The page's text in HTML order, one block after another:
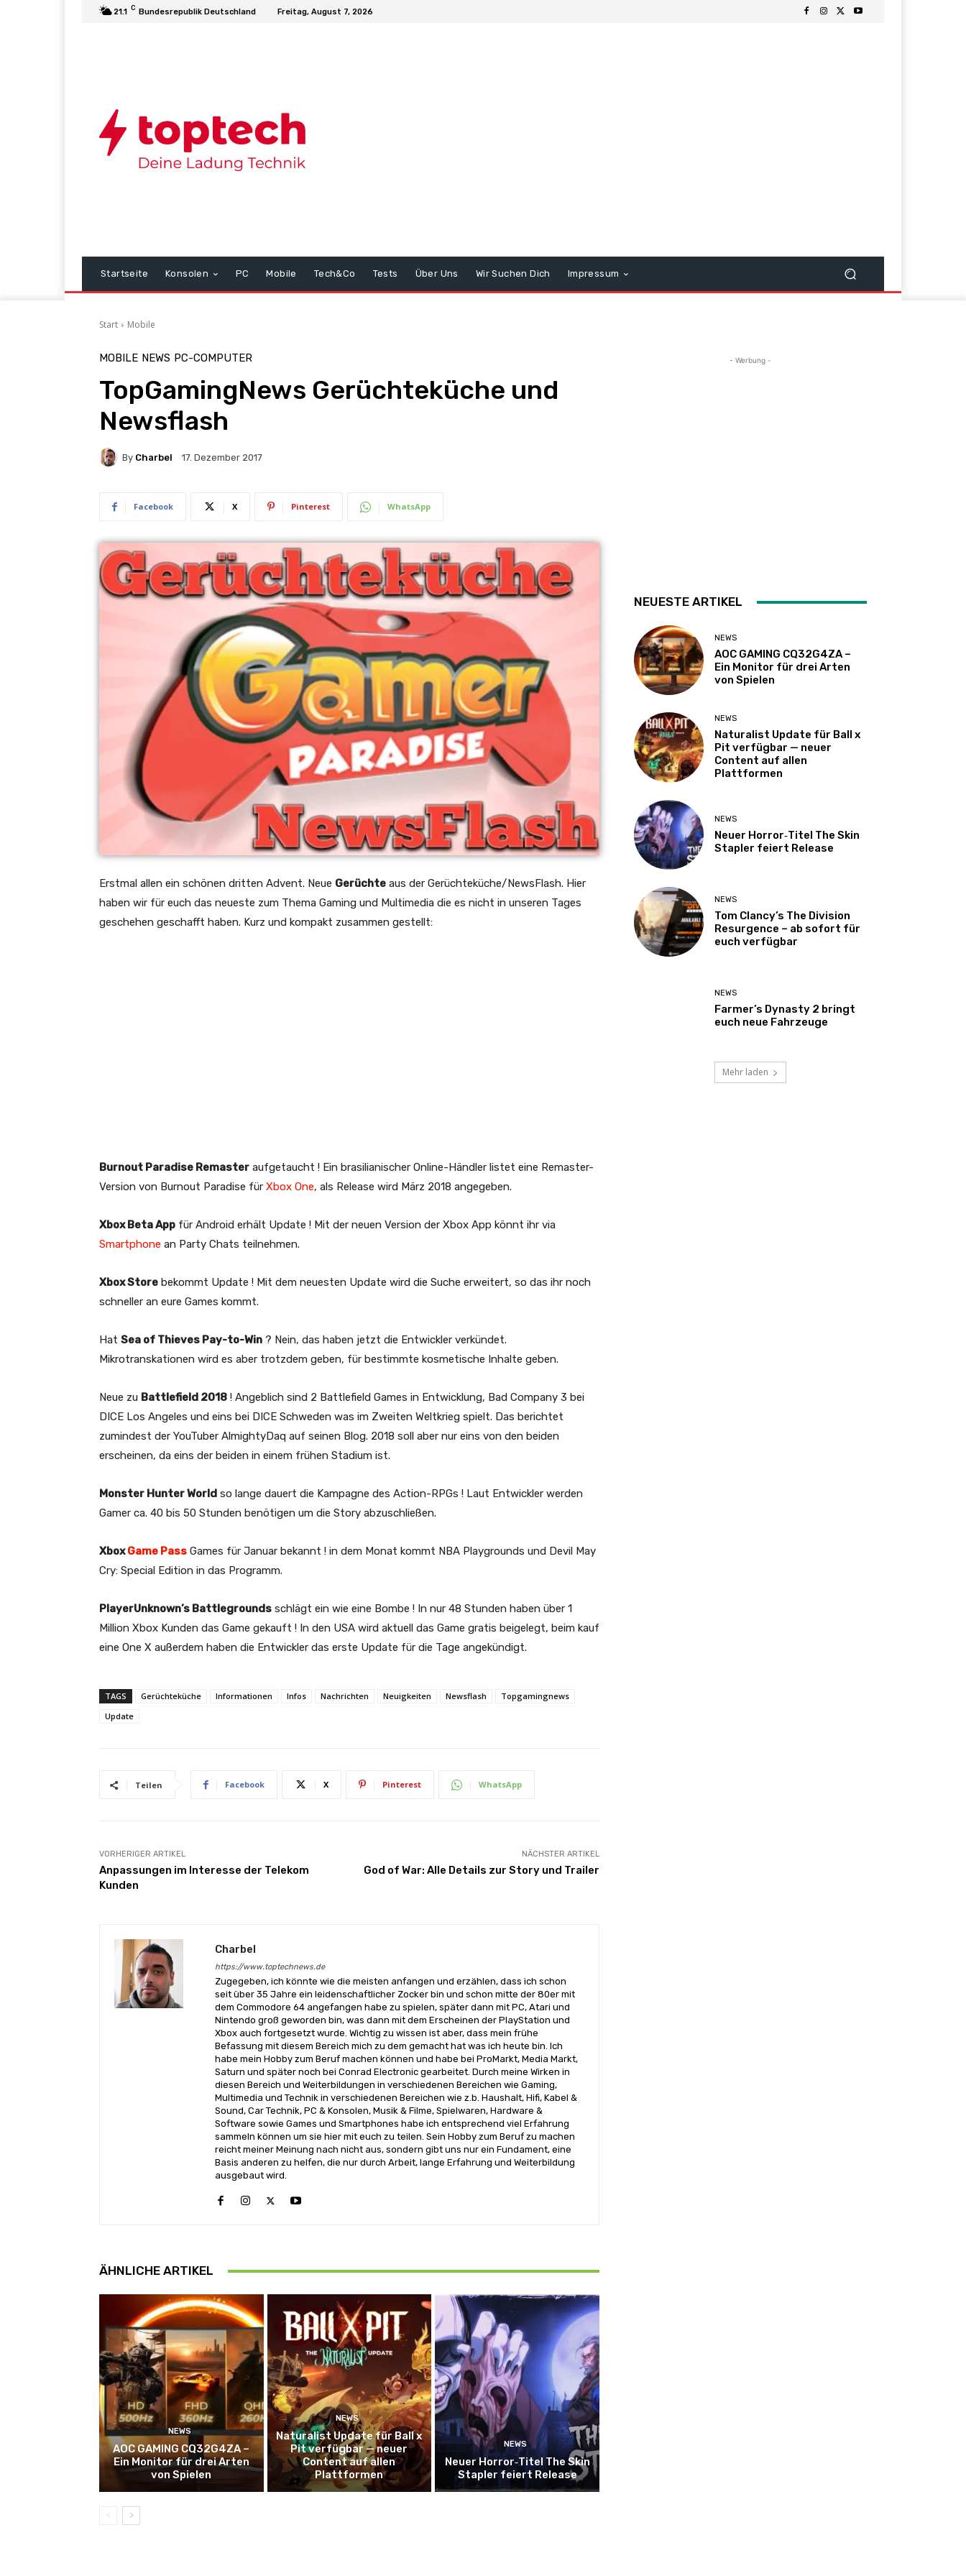
21.1 C Bundesrepublik Deutschland Freitag, August 7, 2026
Startseite Konsolen PC Mobile Tech&Co Tests Über Uns Wir Suchen Dich Impressum
Start Mobile
MOBILE NEWS PC-COMPUTER
TopGamingNews Gerüchteküche und
Newsflash
By Charbel 17. Dezember 2017
Facebook X Pinterest WhatsApp
Erstmal allen ein schönen dritten Advent. Neue Gerüchte aus der Gerüchteküche/NewsFlash. Hier
haben wir für euch das neueste zum Thema Gaming und Multimedia die es nicht in unseren Tages
geschehen geschafft haben. Kurz und kompakt zusammen gestellt:
Burnout Paradise Remaster aufgetaucht ! Ein brasilianischer Online-Händler listet eine Remaster-
Version von Burnout Paradise für Xbox One, als Release wird März 2018 angegeben.
Xbox Beta App für Android erhält Update ! Mit der neuen Version der Xbox App könnt ihr via
Smartphone an Party Chats teilnehmen.
Xbox Store bekommt Update ! Mit dem neuesten Update wird die Suche erweitert, so das ihr noch
schneller an eure Games kommt.
Hat Sea of Thieves Pay-to-Win ? Nein, das haben jetzt die Entwickler verkündet.
Mikrotranskationen wird es aber trotzdem geben, für bestimmte kosmetische Inhalte geben.
Neue zu Battlefield 2018 ! Angeblich sind 2 Battlefield Games in Entwicklung, Bad Company 3 bei
DICE Los Angeles und eins bei DICE Schweden was im Zweiten Weltkrieg spielt. Das berichtet
zumindest der YouTuber AlmightyDaq auf seinen Blog. 2018 soll aber nur eins von den beiden
erscheinen, da eins der beiden in einem frühen Stadium ist.
Monster Hunter World so lange dauert die Kampagne des Action-RPGs ! Laut Entwickler werden
Gamer ca. 40 bis 50 Stunden benötigen um die Story abzuschließen.
XboxGame Pass Games für Januar bekannt ! in dem Monat kommt NBA Playgrounds und Devil May
Cry: Special Edition in das Programm.
PlayerUnknown’s Battlegrounds schlägt ein wie eine Bombe ! In nur 48 Stunden haben über 1
Million Xbox Kunden das Game gekauft ! In den USA wird aktuell das Game gratis beigelegt, beim kauf
eine One X außerdem haben die Entwickler das erste Update für die Tage angekündigt.
TAGS Gerüchteküche Informationen Infos Nachrichten Neuigkeiten Newsflash
Topgamingnews
Update
Teilen Facebook X Pinterest WhatsApp
VORHERIGER ARTIKEL
Anpassungen im Interesse der Telekom
Kunden
NÄCHSTER ARTIKEL
God of War: Alle Details zur Story und Trailer
Charbel
https://www.toptechnews.de
Zugegeben, ich könnte wie die meisten anfangen und erzählen, dass ich schon
seit über 35 Jahre ein leidenschaftlicher Zocker bin und schon mitte der 80er mit
dem Commodore 64 angefangen habe zu spielen, später dann mit PC, Atari und
Nintendo groß geworden bin, was dann mit dem Erscheinen der PlayStation und
Xbox auch fortgesetzt wurde. Wichtig zu wissen ist aber, dass mein frühe
Befassung mit diesem Bereich mich zu dem gemacht hat was ich heute bin. Ich
habe mein Hobby zum Beruf machen können und habe bei ProMarkt, Media Markt,
Saturn und später noch bei Conrad Electronic gearbeitet. Durch meine Wirken in
diesen Bereich und Weiterbildungen in verschiedenen Bereichen wie Gaming,
Multimedia und Technik in verschiedenen Bereichen wie z.b. Haushalt, Hifi, Kabel &
Sound, Car Technik, PC & Konsolen, Musik & Filme, Spielwaren, Hardware &
Software sowie Games und Smartphones habe ich entsprechend viel Erfahrung
sammeln können um sie hier mit euch zu teilen. Sein Hobby zum Beruf zu machen
reicht meiner Meinung nach nicht aus, sondern gibt uns nur ein Fundament, eine
Basis anderen zu helfen, die nur durch Arbeit, lange Erfahrung und Weiterbildung
ausgebaut wird.
ÄHNLICHE ARTIKEL
NEWS
AOC GAMING CQ32G4ZA –
Ein Monitor für drei Arten
von Spielen
NEWS
Naturalist Update für Ball x
Pit verfügbar — neuer
Content auf allen
Plattformen
NEWS
Neuer Horror‑Titel The Skin
Stapler feiert Release
- Werbung -
NEUESTE ARTIKEL
NEWS
AOC GAMING CQ32G4ZA –
Ein Monitor für drei Arten
von Spielen
NEWS
Naturalist Update für Ball x
Pit verfügbar — neuer
Content auf allen
Plattformen
NEWS
Neuer Horror‑Titel The Skin
Stapler feiert Release
NEWS
Tom Clancy’s The Division
Resurgence – ab sofort für
euch verfügbar
NEWS
Farmer’s Dynasty 2 bringt
euch neue Fahrzeuge
Mehr laden